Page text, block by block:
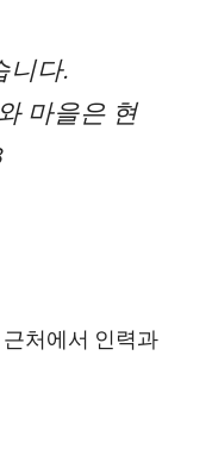
니다.
마을은 현
처에서 인력과